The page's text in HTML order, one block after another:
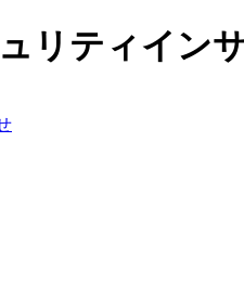
リティイン